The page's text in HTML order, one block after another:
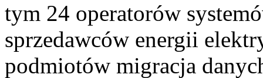
tym 24 operatorów
sprzedawców energii
podmiotów migracja